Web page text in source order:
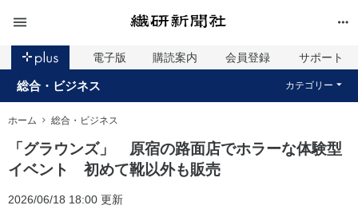
電子版 購読案内 会員登録 サポート
総合・ビジネス カテゴリー
ホーム 総合・ビジネス
「グラウンズ」 原宿の路面店でホラーな体験型
イベント 初めて靴以外も販売
2026/06/18 18:00 更新